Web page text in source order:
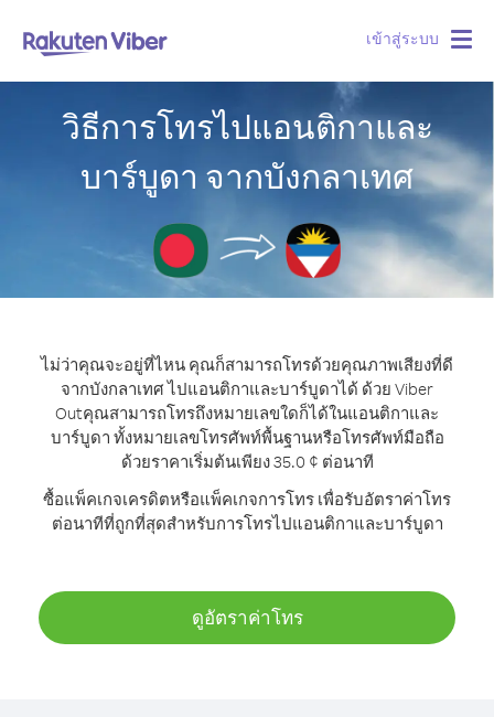
เข้าสู่ระบบ
วิธีการโทรไปแอนติกาและ
บาร์บูดา จากบังกลาเทศ
ไม่ว่าคุณจะอยู่ที่ไหน คุณก็สามารถโทรด้วยคุณภาพเสียงที่ดี
จากบังกลาเทศ ไปแอนติกาและบาร์บูดาได้ ด้วย Viber
Outคุณสามารถโทรถึงหมายเลขใดก็ได้ในแอนติกาและ
บาร์บูดา ทั้งหมายเลขโทรศัพท์พื้นฐานหรือโทรศัพท์มือถือ
ด้วยราคาเริ่มต้นเพียง 35.0 ¢ ต่อนาที
ซื้อแพ็คเกจเครดิตหรือแพ็คเกจการโทร เพื่อรับอัตราค่าโทร
ต่อนาทีที่ถูกที่สุดสำหรับการโทรไปแอนติกาและบาร์บูดา
ดูอัตราค่าโทร